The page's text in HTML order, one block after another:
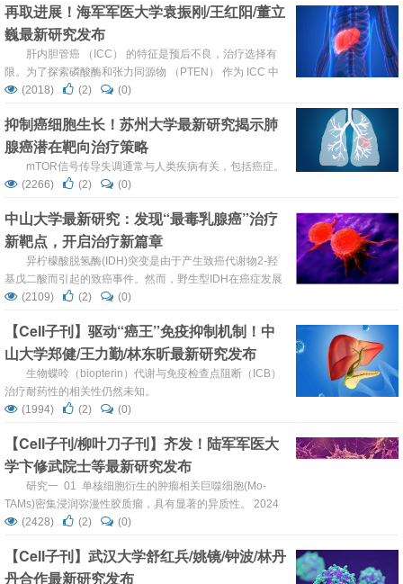
再取进展！海军军医大学袁振刚/王红阳/董立
巍最新研究发布
肝内胆管癌 （ICC） 的特征是预后不良，治疗选择有
限。为了探索磷酸酶和张力同源物 （PTEN） 作为 ICC 中
蛋白酶体抑制的生物标志物，我们进行了一项 II 期试验，以
(2018) (2) (0)
抑制癌细胞生长！苏州大学最新研究揭示肺
腺癌潜在靶向治疗策略
mTOR信号传导失调通常与人类疾病有关，包括癌症。
(2266)
(2) (0)
中山大学最新研究：发现“最毒乳腺癌”治疗
新靶点，开启治疗新篇章
异柠檬酸脱氢酶(IDH)突变是由于产生致癌代谢物2-羟
基戊二酸而引起的致癌事件。然而，野生型IDH在癌症发展
中的作用仍不清楚。
(2109) (2) (0)
【Cell子刊】驱动“癌王”免疫抑制机制！中
山大学郑健/王力勤/林东昕最新研究发布
生物蝶呤（biopterin）代谢与免疫检查点阻断（ICB）
治疗耐药性的相关性仍然未知。
(1994)
(2) (0)
【Cell子刊/柳叶刀子刊】齐发！陆军军医大
学卞修武院士等最新研究发布
研究一 01 单核细胞衍生的肿瘤相关巨噬细胞(Mo-
TAMs)密集浸润弥漫性胶质瘤，具有显著的异质性。 2024
年4月18日，陆军军医大学第一附属医院（重庆西南医院）
授团队联合陆军军医大学第一附属医院脑胶质瘤医学研究中
心、神经外科李飞副教授、华中科技大学武汉光电国家研究
(2428) (2) (0)
【Cell子刊】武汉大学舒红兵/姚镜/钟波/林丹
丹合作最新研究发布